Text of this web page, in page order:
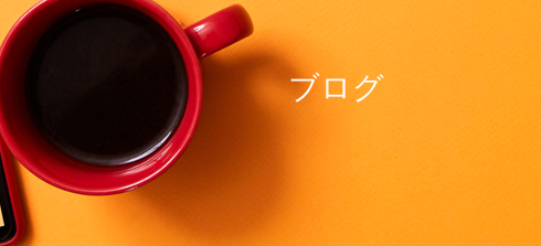
本当の健康に 内臓の休憩
ブログ